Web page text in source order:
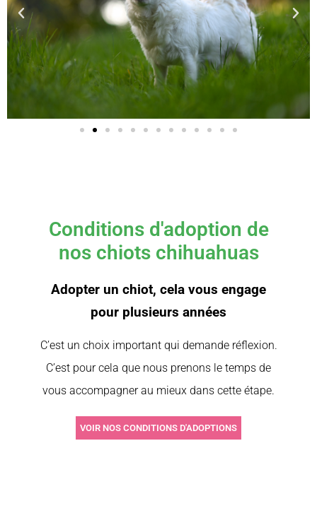
Conditions d'adoption de
nos chiots chihuahuas
Adopter un chiot, cela vous engage
pour plusieurs années
C’est un choix important qui demande réflexion.
C’est pour cela que nous prenons le temps de
vous accompagner au mieux dans cette étape.
VOIR NOS CONDITIONS D'ADOPTIONS